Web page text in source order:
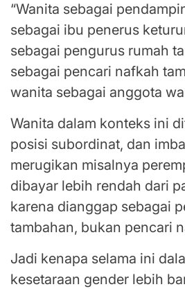
“Wanita sebagai
sebagai ibu penerus
sebagai pengurus rumah
sebagai pencari nafkah
wanita sebagai anggota
Wanita dalam konteks ini
posisi subordinat, dan
merugikan misalnya
dibayar lebih rendah dari
karena dianggap sebagai
tambahan, bukan pencari
Jadi kenapa selama ini
kesetaraan gender lebih